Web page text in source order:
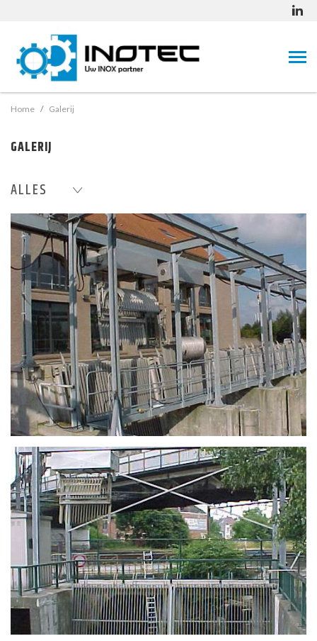
Home Galerij
GALERIJ
ALLES